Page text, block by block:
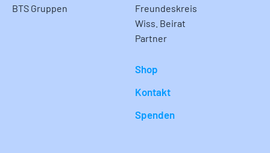
BTS Gruppen
Freundeskreis
Wiss. Beirat
Partner
Shop
Kontakt
Spenden